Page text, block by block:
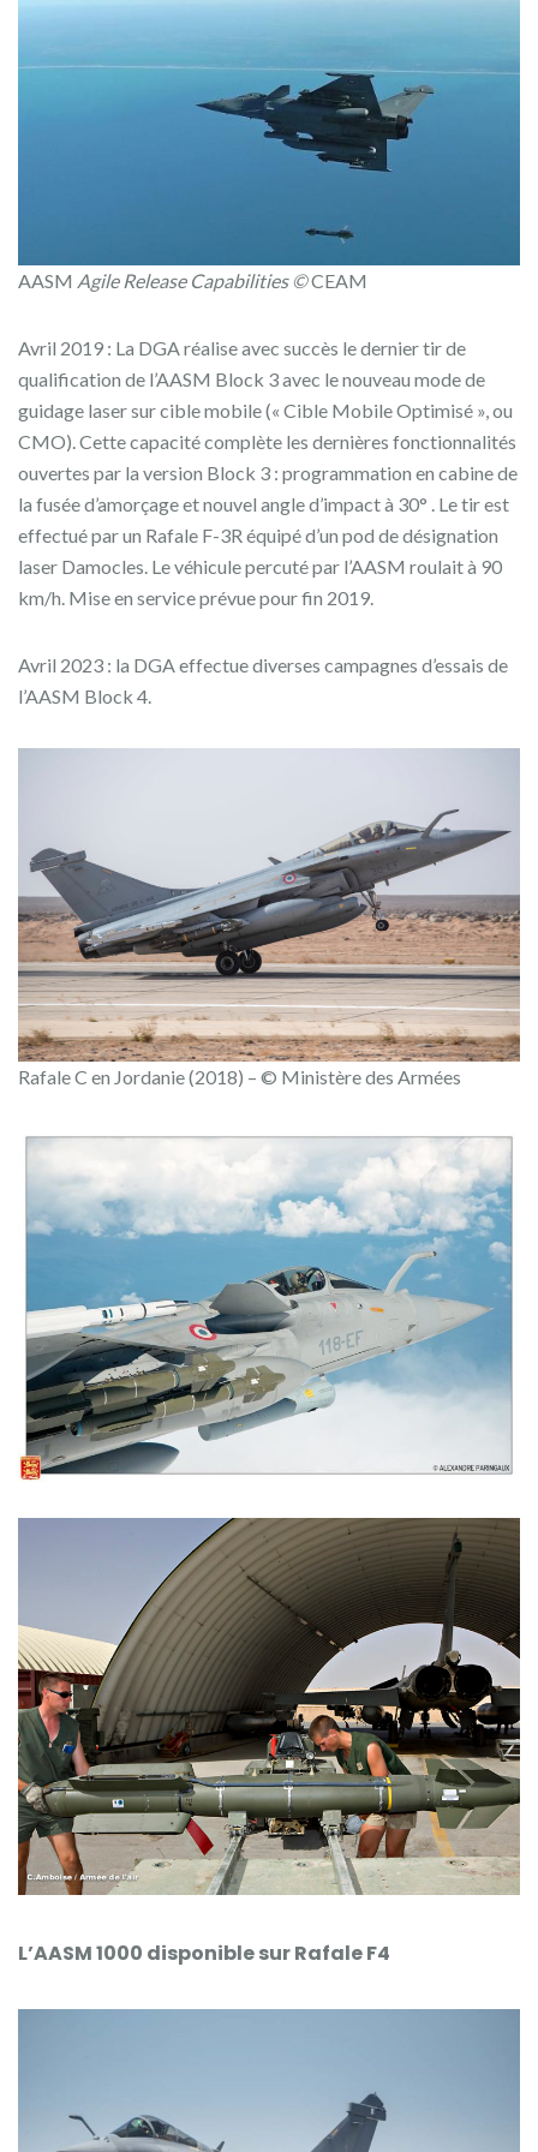
AASM Agile Release Capabilities ©CEAM
Avril 2019 : La DGA réalise avec succès le dernier tir de
qualification de l’AASM Block 3 avec le nouveau mode de
guidage laser sur cible mobile (« Cible Mobile Optimisé », ou
CMO). Cette capacité complète les dernières fonctionnalités
ouvertes par la version Block 3 : programmation en cabine de
la fusée d’amorçage et nouvel angle d’impact à 30° . Le tir est
effectué par un Rafale F-3R équipé d’un pod de désignation
laser Damocles. Le véhicule percuté par l’AASM roulait à 90
km/h. Mise en service prévue pour fin 2019.
Avril 2023 : la DGA effectue diverses campagnes d’essais de
l’AASM Block 4.
Rafale C en Jordanie (2018) – © Ministère des Armées
L’AASM 1000 disponible sur Rafale F4